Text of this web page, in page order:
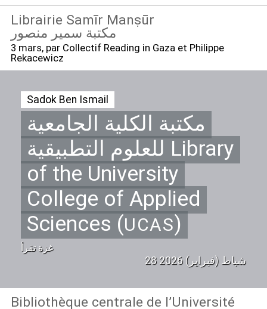
Librairie Samīr Manṣūr
مكتبة سمير منصور
3 mars, par Collectif Reading in Gaza et Philippe
Rekacewicz
Sadok Ben Ismail
مكتبة الكلية الجامعية
للعلوم التطبيقية Library
of the University
College of Applied
Sciences (UCAS)
غزة تقرأ
28 شباط (فبراير) 2026
Bibliothèque centrale de l’Université